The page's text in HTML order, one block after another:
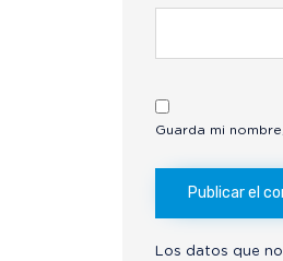
Guarda mi
Los datos que